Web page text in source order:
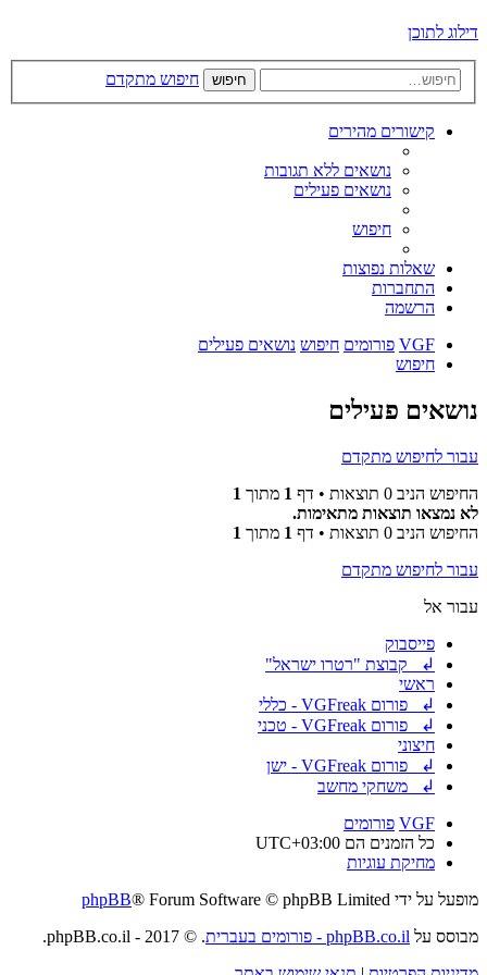
דילוג לתוכן
חיפוש חיפוש מתקדם
קישורים מהירים
נושאים ללא תגובות
נושאים פעילים
חיפוש
שאלות נפוצות
התחברות
הרשמה
VGF פורומים חיפוש נושאים פעילים
חיפוש
נושאים פעילים
עבור לחיפוש מתקדם
החיפוש הניב 0 תוצאות • דף
1 מתוך 1
לא נמצאו תוצאות מתאימות.
החיפוש הניב 0 תוצאות • דף
1 מתוך 1
עבור לחיפוש מתקדם
עבור אל
פייסבוק
↲ קבוצת "רטרו ישראל"
ראשי
↲ פורום VGFreak - כללי
↲ פורום VGFreak - טכני
חיצוני
↲ פורום VGFreak - ישן
↲ משחקי מחשב
VGF פורומים
כל הזמנים הם UTC+03:00
מחיקת עוגיות
מופעל על ידי
phpBB® Forum Software © phpBB Limited
מבוסס על phpBB.co.il - פורומים בעברית
. © 2017 - phpBB.co.il.